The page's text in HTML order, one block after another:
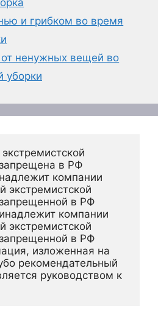
и грибком во время
от ненужных вещей во
уборки
в РФ
компании
экстремистской
в РФ
компании
экстремистской
в РФ
изложенная на
рекомендательный
руководством к